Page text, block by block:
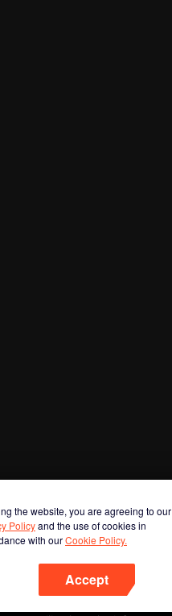
the website, you are agreeing to our
Policyand the use of cookies in
with ourCookie Policy.
Accept